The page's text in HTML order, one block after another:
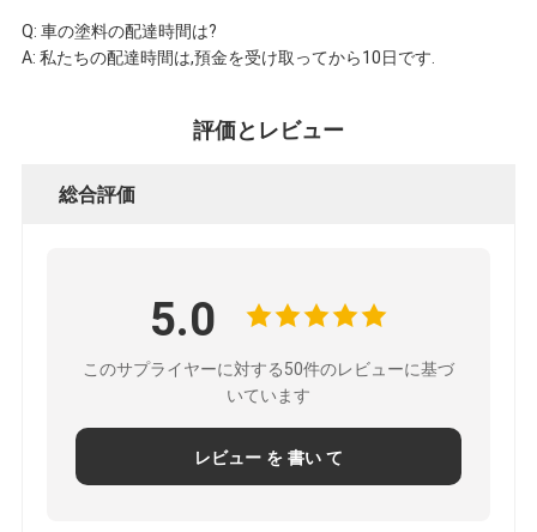
Q: 車の塗料の配達時間は?
A: 私たちの配達時間は,預金を受け取ってから10日です.
評価とレビュー
総合評価
5.0
このサプライヤーに対する50件のレビューに基づ
いています
レビュー を 書い て